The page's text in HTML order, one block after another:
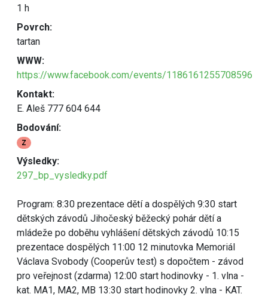
1 h
Povrch:
tartan
WWW:
https://www.facebook.com/events/1186161255708596
Kontakt:
E. Aleš 777 604 644
Bodování:
Z
Výsledky:
297_bp_vysledky.pdf
Program: 8:30 prezentace dětí a dospělých 9:30 start
dětských závodů Jihočeský běžecký pohár dětí a
mládeže po doběhu vyhlášení dětských závodů 10:15
prezentace dospělých 11:00 12 minutovka Memoriál
Václava Svobody (Cooperův test) s dopočtem - závod
pro veřejnost (zdarma) 12:00 start hodinovky - 1. vlna -
kat. MA1, MA2, MB 13:30 start hodinovky 2. vlna - KAT.